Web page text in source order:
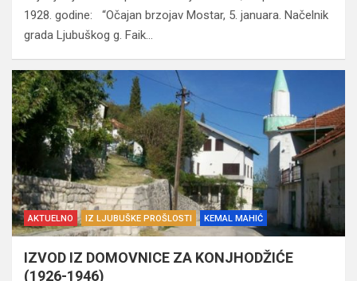
1928. godine: “Očajan brzojav Mostar, 5. januara. Načelnik
grada Ljubuškog g. Faik…
AKTUELNO IZ LJUBUŠKE PROŠLOSTI KEMAL MAHIĆ
IZVOD IZ DOMOVNICE ZA KONJHODŽIĆE
(1926-1946)